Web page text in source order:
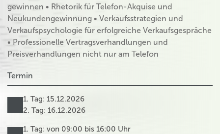
gewinnen • Rhetorik für Telefon-Akquise und
Neukundengewinnung • Verkaufsstrategien und
Verkaufspsychologie für erfolgreiche Verkaufsgespräche
• Professionelle Vertragsverhandlungen und
Preisverhandlungen nicht nur am Telefon
Termin
1. Tag: 15.12.2026
2. Tag: 16.12.2026
1. Tag: von 09:00 bis 16:00 Uhr